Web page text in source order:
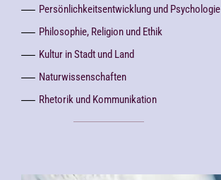
Persönlichkeitsentwicklung und Psychologie
Philosophie, Religion und Ethik
Kultur in Stadt und Land
Naturwissenschaften
Rhetorik und Kommunikation